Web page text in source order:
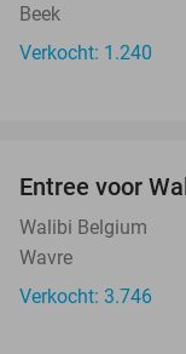
Beek
Verkocht: 1.240
Entree voor
Walibi Belgium
Wavre
Verkocht: 3.746